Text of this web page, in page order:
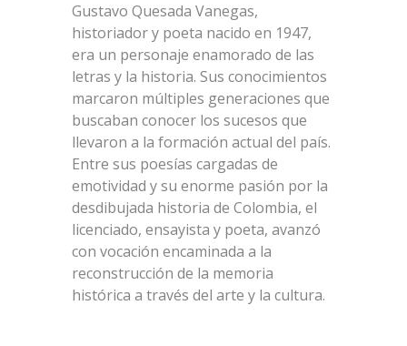
Gustavo Quesada Vanegas,
historiador y poeta nacido en 1947,
era un personaje enamorado de las
letras y la historia. Sus conocimientos
marcaron múltiples generaciones que
buscaban conocer los sucesos que
llevaron a la formación actual del país.
Entre sus poesías cargadas de
emotividad y su enorme pasión por la
desdibujada historia de Colombia, el
licenciado, ensayista y poeta, avanzó
con vocación encaminada a la
reconstrucción de la memoria
histórica a través del arte y la cultura.